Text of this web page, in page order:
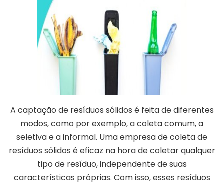
A captação de resíduos sólidos é feita de diferentes
modos, como por exemplo, a coleta comum, a
seletiva e a informal. Uma empresa de coleta de
resíduos sólidos é eficaz na hora de coletar qualquer
tipo de resíduo, independente de suas
características próprias. Com isso, esses resíduos